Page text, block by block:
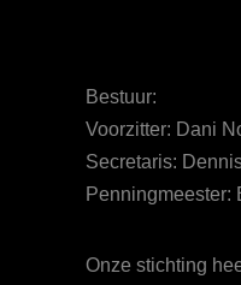
Bestuur:
Voorzitter: Dani
Secretaris:
Penningmeester:
Onze stichting